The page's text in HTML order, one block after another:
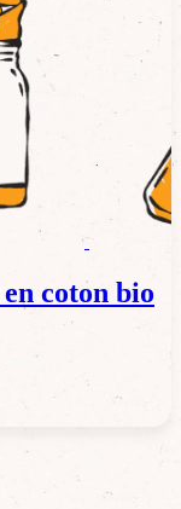
coton bio